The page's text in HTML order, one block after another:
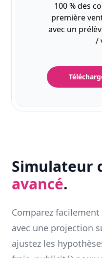
100 % des
première
avec un
/
Simulateur
avancé.
Comparez
avec une projection
ajustez les